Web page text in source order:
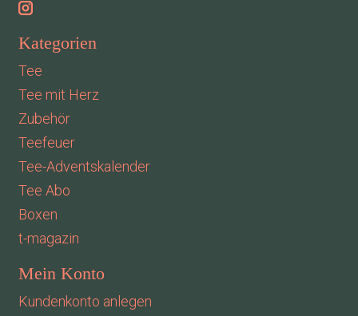
Kategorien
Tee
Tee mit Herz
Zubehör
Teefeuer
Tee-Adventskalender
Tee Abo
Boxen
t-magazin
Mein Konto
Kundenkonto anlegen